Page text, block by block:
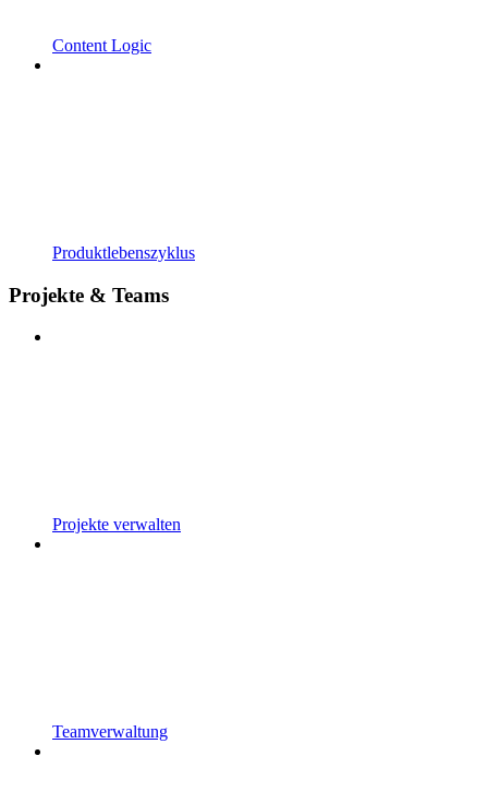
Content Logic
Produktlebenszyklus
Projekte & Teams
Projekte verwalten
Teamverwaltung